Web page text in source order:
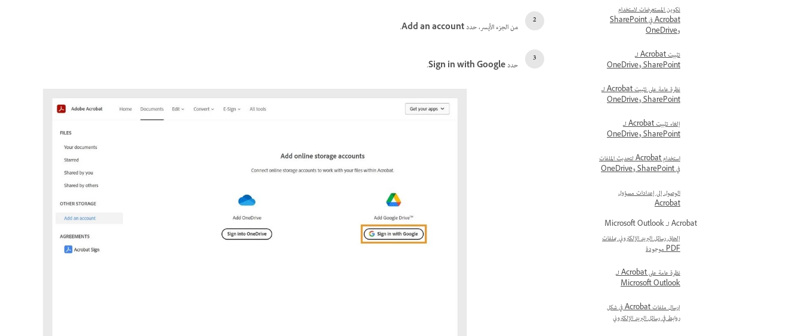
تكوين المستعرضات لاستخدام
Acrobat في SharePoint
وOneDrive
تثبيت Acrobat لـ
SharePoint وOneDrive
نظرة عامة على تثبيت Acrobat لـ
SharePoint وOneDrive
إلغاء تثبيت Acrobat لـ
SharePoint وOneDrive
استخدام Acrobat لتحديث الملفات
في SharePoint وOneDrive
الوصول إلى إعدادات مسؤول
Acrobat
Acrobat لـ Microsoft Outlook
إلحاق رسائل البريد الإلكتروني بملفات
PDF موجودة
نظرة عامة على Acrobat لـ
Microsoft Outlook
إرسال ملفات Acrobat في شكل
روابط في رسائل البريد الإلكتروني
من الجزء الأيسر، حددAdd an account
.
حددSign in with Google
.